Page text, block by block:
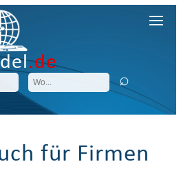
.de
für Firmen